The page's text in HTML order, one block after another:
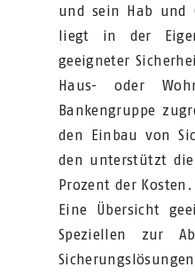
und sein Hab und
liegt in der
geeigneter
Haus- oder
Bankengruppe
den Einbau von
den unterstützt
Prozent der Kosten.
Eine Übersicht
Speziellen zur